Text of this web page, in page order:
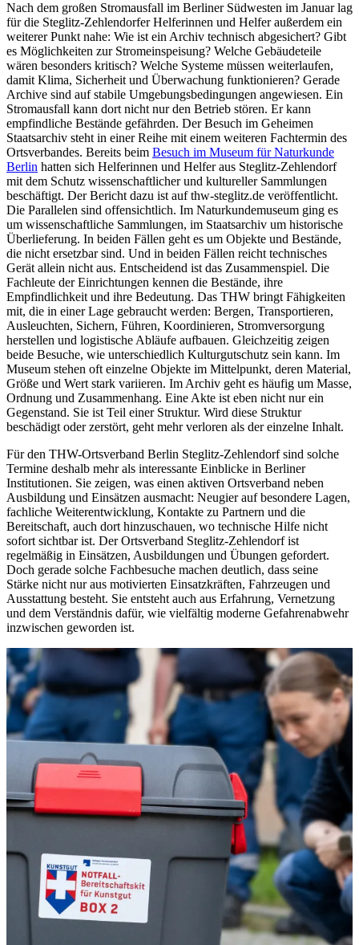
Nach dem großen Stromausfall im Berliner Südwesten im Januar lag
für die Steglitz-Zehlendorfer Helferinnen und Helfer außerdem ein
weiterer Punkt nahe: Wie ist ein Archiv technisch abgesichert? Gibt
es Möglichkeiten zur Stromeinspeisung? Welche Gebäudeteile
wären besonders kritisch? Welche Systeme müssen weiterlaufen,
damit Klima, Sicherheit und Überwachung funktionieren? Gerade
Archive sind auf stabile Umgebungsbedingungen angewiesen. Ein
Stromausfall kann dort nicht nur den Betrieb stören. Er kann
empfindliche Bestände gefährden. Der Besuch im Geheimen
Staatsarchiv steht in einer Reihe mit einem weiteren Fachtermin des
Ortsverbandes. Bereits beim Besuch im Museum für Naturkunde
Berlin hatten sich Helferinnen und Helfer aus Steglitz-Zehlendorf
mit dem Schutz wissenschaftlicher und kultureller Sammlungen
beschäftigt. Der Bericht dazu ist auf thw-steglitz.de veröffentlicht.
Die Parallelen sind offensichtlich. Im Naturkundemuseum ging es
um wissenschaftliche Sammlungen, im Staatsarchiv um historische
Überlieferung. In beiden Fällen geht es um Objekte und Bestände,
die nicht ersetzbar sind. Und in beiden Fällen reicht technisches
Gerät allein nicht aus. Entscheidend ist das Zusammenspiel. Die
Fachleute der Einrichtungen kennen die Bestände, ihre
Empfindlichkeit und ihre Bedeutung. Das THW bringt Fähigkeiten
mit, die in einer Lage gebraucht werden: Bergen, Transportieren,
Ausleuchten, Sichern, Führen, Koordinieren, Stromversorgung
herstellen und logistische Abläufe aufbauen. Gleichzeitig zeigen
beide Besuche, wie unterschiedlich Kulturgutschutz sein kann. Im
Museum stehen oft einzelne Objekte im Mittelpunkt, deren Material,
Größe und Wert stark variieren. Im Archiv geht es häufig um Masse,
Ordnung und Zusammenhang. Eine Akte ist eben nicht nur ein
Gegenstand. Sie ist Teil einer Struktur. Wird diese Struktur
beschädigt oder zerstört, geht mehr verloren als der einzelne Inhalt.
Für den THW-Ortsverband Berlin Steglitz-Zehlendorf sind solche
Termine deshalb mehr als interessante Einblicke in Berliner
Institutionen. Sie zeigen, was einen aktiven Ortsverband neben
Ausbildung und Einsätzen ausmacht: Neugier auf besondere Lagen,
fachliche Weiterentwicklung, Kontakte zu Partnern und die
Bereitschaft, auch dort hinzuschauen, wo technische Hilfe nicht
sofort sichtbar ist. Der Ortsverband Steglitz-Zehlendorf ist
regelmäßig in Einsätzen, Ausbildungen und Übungen gefordert.
Doch gerade solche Fachbesuche machen deutlich, dass seine
Stärke nicht nur aus motivierten Einsatzkräften, Fahrzeugen und
Ausstattung besteht. Sie entsteht auch aus Erfahrung, Vernetzung
und dem Verständnis dafür, wie vielfältig moderne Gefahrenabwehr
inzwischen geworden ist.